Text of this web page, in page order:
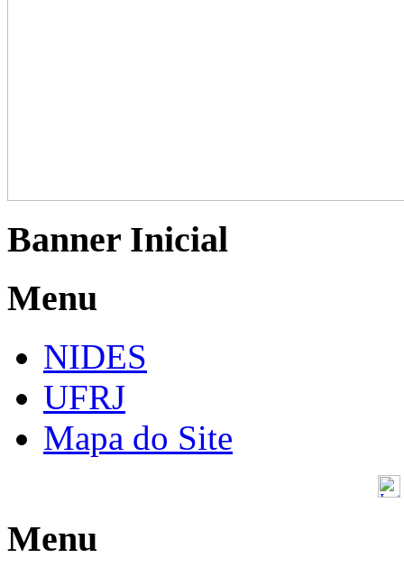
Banner Inicial
Menu
NIDES
UFRJ
Mapa do Site
Menu